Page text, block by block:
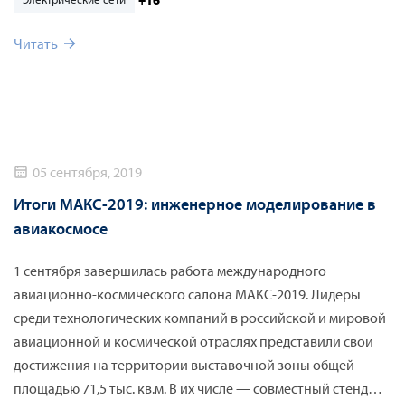
Читать
05 сентября, 2019
Итоги МАКС-2019: инженерное моделирование в
авиакосмосе
1 сентября завершилась работа международного
авиационно-космического салона МАКС-2019. Лидеры
среди технологических компаний в российской и мировой
авиационной и космической отраслях представили свои
достижения на территории выставочной зоны общей
площадью 71,5 тыс. кв.м. В их числе — совместный стенд